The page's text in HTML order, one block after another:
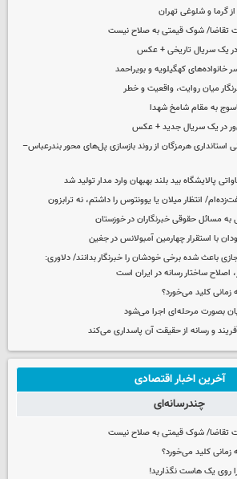
تقاضا/ شوک قیمتی به صلاح نیست
یک سریال تاریخی + عکس
کهگیلویه و بویراحمد
میان روایت، واقعیت و خطر
به مقام شامخ شهدا
در یک سریال جدید + عکس
استانداری هرمزگان از روند بازسازی پل‌های محور بندرعباس–
انتظار میلان یا یوونتوس را داشتم، نه ترابزون
مسائل حقوقی خبرنگاران در خوزستان
با استقرار چهارمین آمبولانس در جغین
باعث شده برخی خودشان را خبرنگار بدانند/ دلاوری:
اصلاح ساختار رسانه در ایران است
کلید می‌خورد؟
بصورت مرحله‌ای اجرا می‌شود
و رسانه از حقیقت آن پاسداری می‌کند
آخرین اخبار اقتصادی
چندرسانه‌ای
تقاضا/ شوک قیمتی به صلاح نیست
کلید می‌خورد؟
روی یک هاست نگذارید!